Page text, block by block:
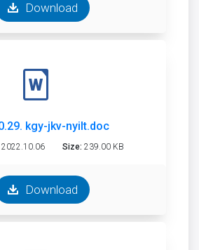
Download
kgy-jkv-nyilt.doc
2022.10.06 Size: 239.00 KB
Download